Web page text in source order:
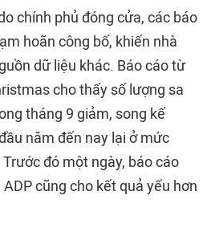
chính phủ đóng cửa, các báo
hoãn công bố, khiến nhà
dữ liệu khác. Báo cáo từ
cho thấy số lượng sa
tháng 9 giảm, song kế
năm đến nay lại ở mức
đó một ngày, báo cáo
cũng cho kết quả yếu hơn